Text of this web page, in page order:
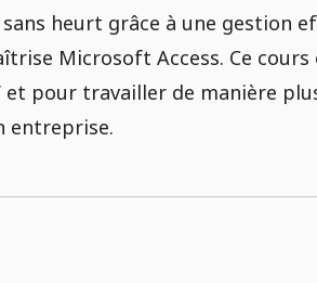
heurt grâce à une gestion
Microsoft Access. Ce cours
et pour travailler de manière
entreprise.